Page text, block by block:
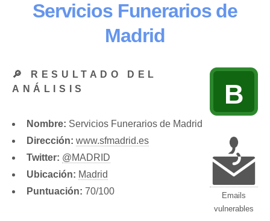
Servicios Funerarios de
Madrid
B
Emails
vulnerables
🔎 RESULTADO DEL
ANÁLISIS
Nombre: Servicios Funerarios de Madrid
Dirección: www.sfmadrid.es
Twitter: @MADRID
Ubicación: Madrid
Puntuación: 70/100